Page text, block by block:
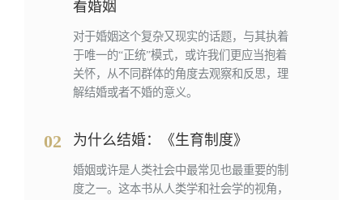
看婚姻
对于婚姻这个复杂又现实的话题，与其执着
于唯一的“正统”模式，或许我们更应当抱着
关怀，从不同群体的角度去观察和反思，理
解结婚或者不婚的意义。
02 为什么结婚：《生育制度》
婚姻或许是人类社会中最常见也最重要的制
度之一。这本书从人类学和社会学的视角，